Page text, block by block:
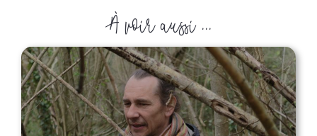
À voir aussi ...